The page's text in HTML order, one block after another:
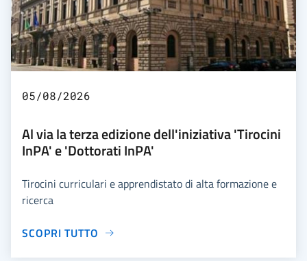
05/08/2026
Al via la terza edizione dell'iniziativa 'Tirocini
InPA' e 'Dottorati InPA'
Tirocini curriculari e apprendistato di alta formazione e
ricerca
SCOPRI TUTTO